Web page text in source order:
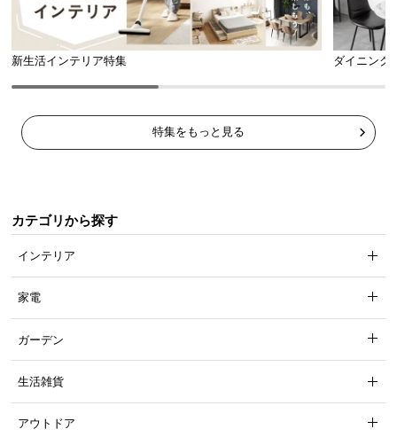
新生活インテリア特集 ダイニング
特集をもっと見る
カテゴリから探す
インテリア
家電
ガーデン
生活雑貨
アウトドア